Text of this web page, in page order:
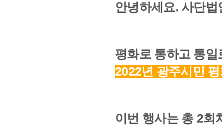
안녕하세요. 사단
평화로 통하고 통일
2022년 광주시민
이번 행사는 총 2회